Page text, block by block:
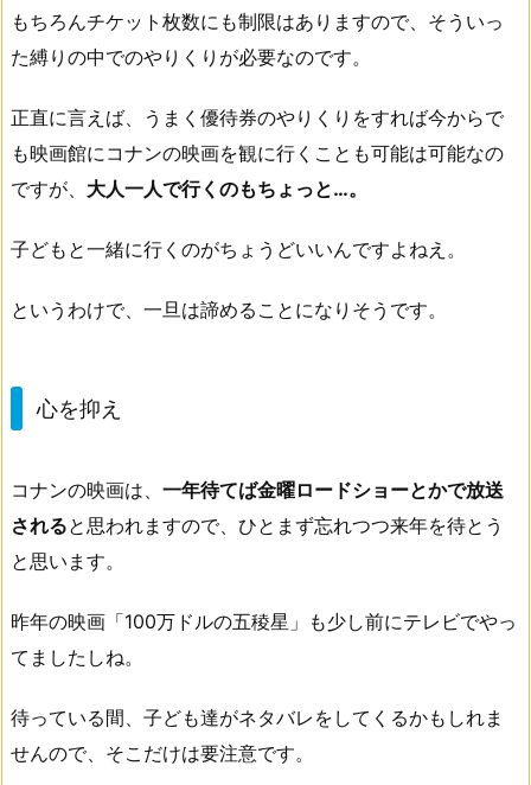
もちろんチケット枚数にも制限はありますので、そういっ
た縛りの中でのやりくりが必要なのです。
正直に言えば、うまく優待券のやりくりをすれば今からで
も映画館にコナンの映画を観に行くことも可能は可能なの
ですが、 大人一人で行くのもちょっと…。
子どもと一緒に行くのがちょうどいいんですよねえ。
というわけで、一旦は諦めることになりそうです。
心を抑え
コナンの映画は、 一年待てば金曜ロードショーとかで放送
されると思われますので、ひとまず忘れつつ来年を待とう
と思います。
昨年の映画「100万ドルの五稜星」も少し前にテレビでやっ
てましたしね。
待っている間、子ども達がネタバレをしてくるかもしれま
せんので、そこだけは要注意です。